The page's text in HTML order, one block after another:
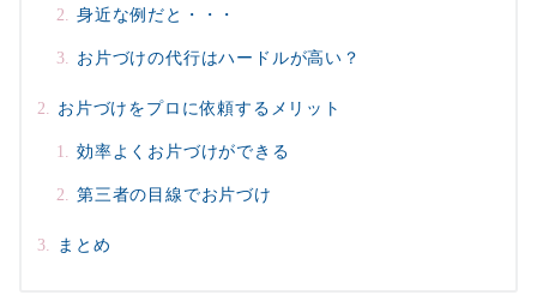
身近な例だと・・・
お片づけの代行はハードルが高い？
お片づけをプロに依頼するメリット
効率よくお片づけができる
第三者の目線でお片づけ
まとめ